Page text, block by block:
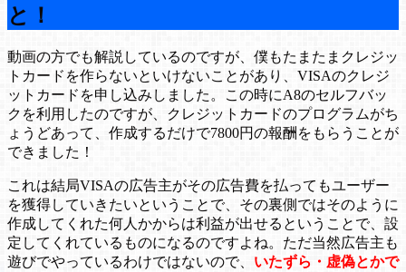
と！
動画の方でも解説しているのですが、僕もたまたまクレジッ
トカードを作らないといけないことがあり、VISAのクレジ
ットカードを申し込みしました。この時にA8のセルフバッ
クを利用したのですが、クレジットカードのプログラムがち
ょうどあって、作成するだけで7800円の報酬をもらうことが
できました！
これは結局VISAの広告主がその広告費を払ってもユーザー
を獲得していきたいということで、その裏側ではそのように
作成してくれた何人かからは利益が出せるということで、設
定してくれているものになるのですよね。ただ当然広告主も
遊びでやっているわけではないので、 いたずら・虚偽とかで